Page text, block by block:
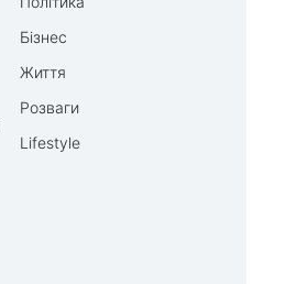
Бізнес
Життя
Розваги
Lifestyle